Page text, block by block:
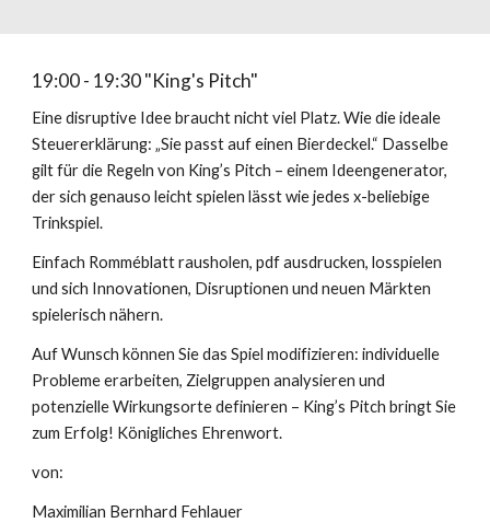
19:00 - 19:30 "King's Pitch"
Eine disruptive Idee braucht nicht viel Platz. Wie die ideale
Steuererklärung: „Sie passt auf einen Bierdeckel.“ Dasselbe
gilt für die Regeln von King’s Pitch – einem Ideengenerator,
der sich genauso leicht spielen lässt wie jedes x-beliebige
Trinkspiel.
Einfach Romméblatt rausholen, pdf ausdrucken, losspielen
und sich Innovationen, Disruptionen und neuen Märkten
spielerisch nähern.
Auf Wunsch können Sie das Spiel modifizieren: individuelle
Probleme erarbeiten, Zielgruppen analysieren und
potenzielle Wirkungsorte definieren – King’s Pitch bringt Sie
zum Erfolg! Königliches Ehrenwort.
von:
Maximilian Bernhard Fehlauer